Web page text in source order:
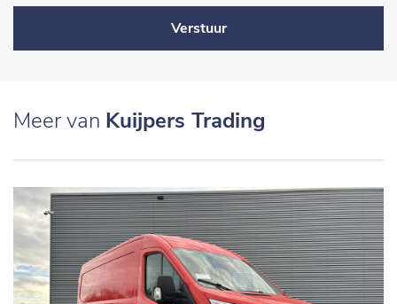
Verstuur
Meer van Kuijpers Trading